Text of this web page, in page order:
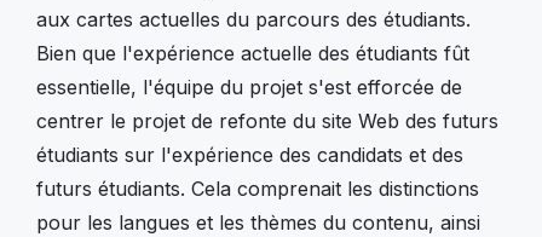
aux cartes actuelles du parcours des étudiants.
Bien que l'expérience actuelle des étudiants fût
essentielle, l'équipe du projet s'est efforcée de
centrer le projet de refonte du site Web des futurs
étudiants sur l'expérience des candidats et des
futurs étudiants. Cela comprenait les distinctions
pour les langues et les thèmes du contenu, ainsi